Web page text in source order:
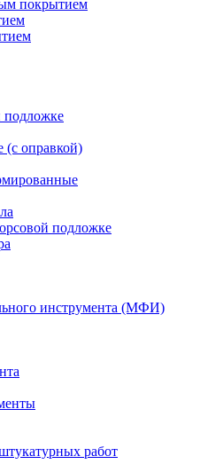
покрытием
подложке
(с оправкой)
подложке
инструмента (МФИ)
работ